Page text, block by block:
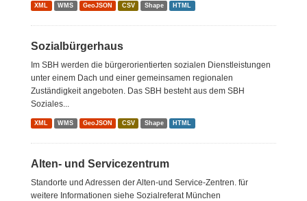
XML WMS GeoJSON CSV Shape HTML
Sozialbürgerhaus
Im SBH werden die bürgerorientierten sozialen Dienstleistungen
unter einem Dach und einer gemeinsamen regionalen
Zuständigkeit angeboten. Das SBH besteht aus dem SBH
Soziales...
XML WMS GeoJSON CSV Shape HTML
Alten- und Servicezentrum
Standorte und Adressen der Alten-und Service-Zentren. für
weitere Informationen siehe Sozialreferat München